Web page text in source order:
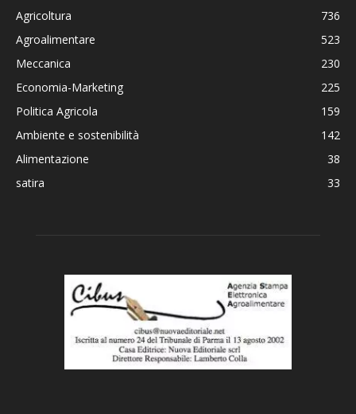
Agricoltura
736
Agroalimentare
523
Meccanica
230
Economia-Marketing
225
Politica Agricola
159
Ambiente e sostenibilità
142
Alimentazione
38
satira
33